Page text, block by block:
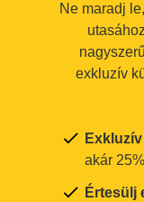
Ne maradj
exkluzív
akár
Értesülj